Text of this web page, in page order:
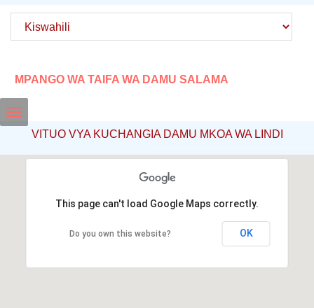
MPANGO WA TAIFA WA DAMU SALAMA
Toggle
VITUO VYA KUCHANGIA DAMU MKOA WA LINDI
This page can't load Google Maps correctly.
Do you own this website? OK